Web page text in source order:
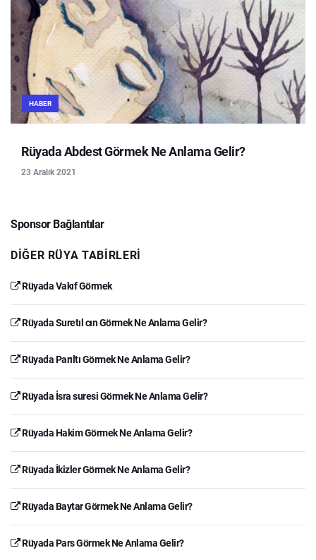
HABER
Rüyada Abdest Görmek Ne Anlama Gelir?
23 Aralık 2021
Sponsor Bağlantılar
DIĞER RÜYA TABIRLERI
Rüyada Vakıf Görmek
Rüyada Suretıl cın Görmek Ne Anlama Gelir?
Rüyada Parıltı Görmek Ne Anlama Gelir?
Rüyada İsra suresi Görmek Ne Anlama Gelir?
Rüyada Hakim Görmek Ne Anlama Gelir?
Rüyada İkizler Görmek Ne Anlama Gelir?
Rüyada Baytar Görmek Ne Anlama Gelir?
Rüyada Pars Görmek Ne Anlama Gelir?